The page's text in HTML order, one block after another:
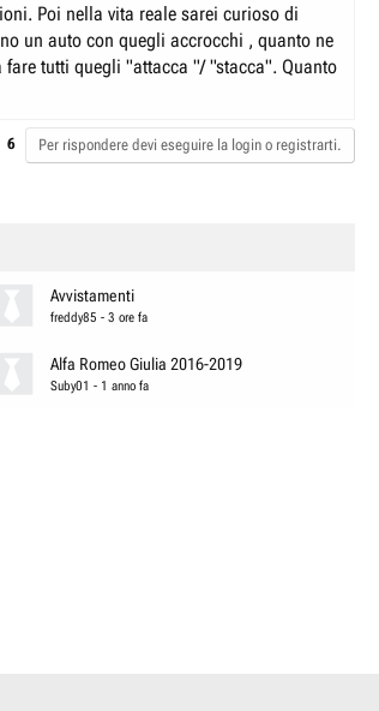
Poi nella vita reale sarei curioso di
un auto con quegli accrocchi , quanto ne
fare tutti quegli "attacca "/ "stacca". Quanto
6 Per rispondere devi eseguire la login o registrarti.
Avvistamenti
freddy85 - 3 ore fa
Alfa Romeo Giulia 2016-2019
Suby01 - 1 anno fa